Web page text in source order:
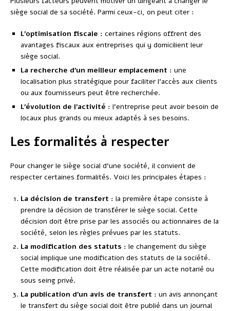
siège social de sa société. Parmi ceux-ci, on peut citer :
L’optimisation fiscale : certaines régions offrent des
avantages fiscaux aux entreprises qui y domicilient leur
siège social.
La recherche d’un meilleur emplacement : une
localisation plus stratégique pour faciliter l’accès aux clients
ou aux fournisseurs peut être recherchée.
L’évolution de l’activité : l’entreprise peut avoir besoin de
locaux plus grands ou mieux adaptés à ses besoins.
Les formalités à respecter
Pour changer le siège social d’une société, il convient de
respecter certaines formalités. Voici les principales étapes :
La décision de transfert : la première étape consiste à
prendre la décision de transférer le siège social. Cette
décision doit être prise par les associés ou actionnaires de la
société, selon les règles prévues par les statuts.
La modification des statuts : le changement du siège
social implique une modification des statuts de la société.
Cette modification doit être réalisée par un acte notarié ou
sous seing privé.
La publication d’un avis de transfert : un avis annonçant
le transfert du siège social doit être publié dans un journal